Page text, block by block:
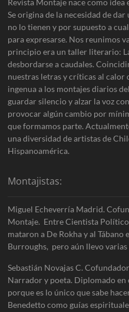
Revista Montaje nace como idea
Se origina de la necesidad de
no lo tienen y por supuesto a
para expresarse. Nos reunimos
principio era un taller literario:
desbordarse a caudales.
nuestras letras y críticas al calor
ingenua a los montajes diarios
guardar silencio y alzar la voz
provocar algún cambio por
que formamos parte.
una diversidad de artistas de
Hispanoamérica.
Montajistas:
Miguel Echeverría Madrid.
Montaje. Entre Cientista Político
mataron a De Rokha y al Tábano
Burroughs, pero aún llevo
Sebastián Novajas C.
Narrador y poeta. Diplomado
porque es lo único que sabe
Benedetto como guías